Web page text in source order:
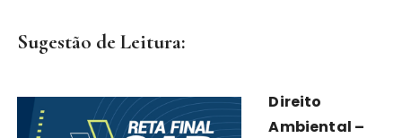
Sugestão de Leitura:
Direito
Ambiental –